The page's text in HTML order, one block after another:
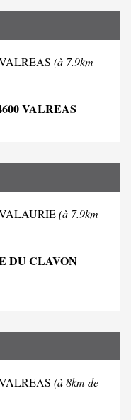
(à 7.9km
VALREAS
VALAURIE(à 7.9km
DU CLAVON
(à 8km de